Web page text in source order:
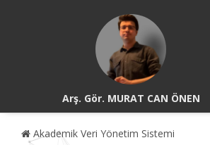
Arş. Gör. MURAT CAN ÖNEN
Akademik Veri Yönetim Sistemi